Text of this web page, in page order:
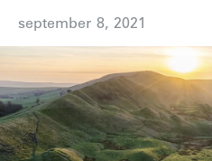
september 8, 2021